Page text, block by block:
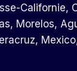
Californie,
Morelos,